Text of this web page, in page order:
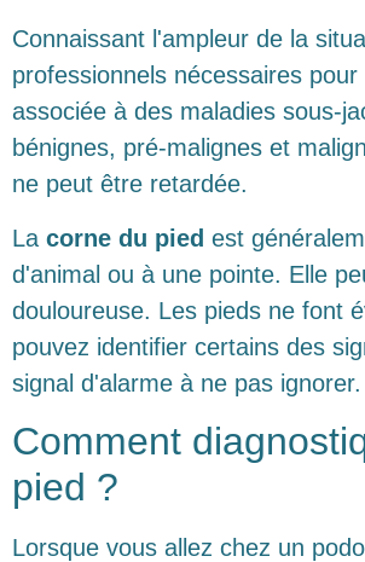
Connaissant l'ampleur de la
professionnels nécessaires
associée à des maladies sous-
bénignes, pré-malignes et
ne peut être retardée.
La corne du pied est
d'animal ou à une pointe. Elle
douloureuse. Les pieds ne font
pouvez identifier certains des
signal d'alarme à ne pas ignorer.
Comment
pied ?
Lorsque vous allez chez un